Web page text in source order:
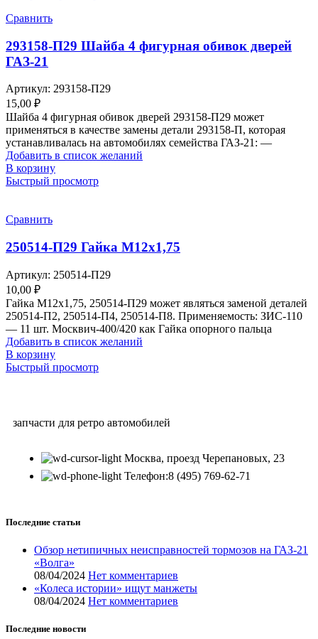
Сравнить
293158-П29 Шайба 4 фигурная обивок дверей
ГАЗ-21
Артикул: 293158-П29
15,00 ₽
Шайба 4 фигурная обивок дверей 293158-П29 может
применяться в качестве замены детали 293158-П, которая
устанавливалась на автомобилях семейства ГАЗ-21: —
Добавить в список желаний
В корзину
Быстрый просмотр
Сравнить
250514-П29 Гайка М12х1,75
Артикул: 250514-П29
10,00 ₽
Гайка М12х1,75, 250514-П29 может являться заменой деталей
250514-П2, 250514-П4, 250514-П8. Применяемость: ЗИС-110
— 11 шт. Москвич-400/420 как Гайка опорного пальца
Добавить в список желаний
В корзину
Быстрый просмотр
запчасти для ретро автомобилей
Москва, проезд Черепановых, 23
Телефон:8 (495) 769-62-71
Последние статьи
Обзор нетипичных неисправностей тормозов на ГАЗ-21
«Волга»
08/04/2024 Нет комментариев
«Колеса истории» ищут манжеты
08/04/2024 Нет комментариев
Последние новости